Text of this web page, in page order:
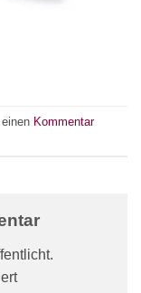
Kommentar